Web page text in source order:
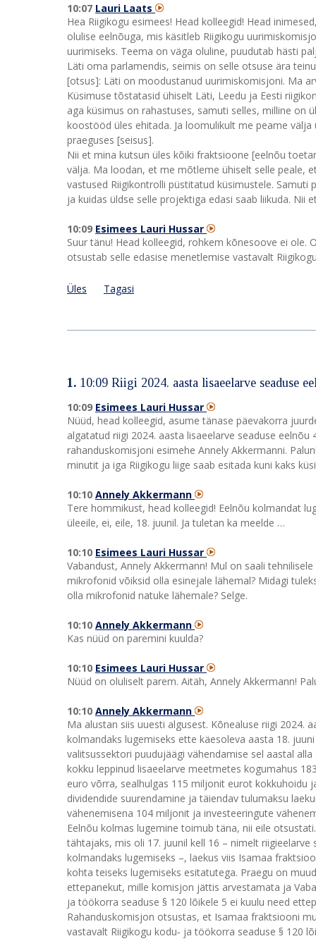
10:07 Lauri Laats
Hea Riigikogu esimees! Head kolleegid! Head
olulise eelnõuga, mis käsitleb Riigikogu
uurimiseks. Teema on väga oluline, puudutab hästi
Läti oma parlamendis, seimis on selle otsuse ära
[otsus]: Läti on moodustanud uurimiskomisjoni. Ma
Küsimuse tõstatasid ühiselt Läti, Leedu ja Eesti
aga küsimus on rahastuses, samuti selles, milline on
koostööd üles ehitada. Ja loomulikult me peame
praeguses [seisus].
Nii et mina kutsun üles kõiki fraktsioone [eelnõu
välja. Ma loodan, et me mõtleme ühiselt selle peale,
vastused Riigikontrolli püstitatud küsimustele.
ja kuidas üldse selle projektiga edasi saab liikuda.
10:09 Esimees Lauri Hussar
Suur tänu! Head kolleegid, rohkem kõnesoove ei
otsustab selle edasise menetlemise vastavalt
Üles Tagasi
1. 10:09 Riigi 2024. aasta lisaeelarve seaduse
10:09 Esimees Lauri Hussar
Nüüd, head kolleegid, asume tänase päevakorra
algatatud riigi 2024. aasta lisaeelarve seaduse
rahanduskomisjoni esimehe Annely Akkermanni.
minutit ja iga Riigikogu liige saab esitada kuni kaks
10:10 Annely Akkermann
Tere hommikust, head kolleegid! Eelnõu kolmandat
üleeile, ei, eile, 18. juunil. Ja tuletan ka meelde …
10:10 Esimees Lauri Hussar
Vabandust, Annely Akkermann! Mul on saali
mikrofonid võiksid olla esinejale lähemal? Midagi
olla mikrofonid natuke lähemale? Selge.
10:10 Annely Akkermann
Kas nüüd on paremini kuulda?
10:10 Esimees Lauri Hussar
Nüüd on oluliselt parem. Aitäh, Annely Akkermann!
10:10 Annely Akkermann
Ma alustan siis uuesti algusest. Kõnealuse riigi 2024.
kolmandaks lugemiseks ette käesoleva aasta 18.
valitsussektori puudujäägi vähendamise sel aastal
kokku leppinud lisaeelarve meetmetes kogumahus
euro võrra, sealhulgas 115 miljonit eurot kokkuhoidu
dividendide suurendamine ja täiendav tulumaksu
vähenemisena 104 miljonit ja investeeringute
Eelnõu kolmas lugemine toimub täna, nii eile
tähtajaks, mis oli 17. juunil kell 16 – nimelt
kolmandaks lugemiseks –, laekus viis Isamaa
kohta teiseks lugemiseks esitatutega. Praegu on
ettepanekut, mille komisjon jättis arvestamata ja
ja töökorra seaduse § 120 lõikele 5 ei kuulu need
Rahanduskomisjon otsustas, et Isamaa fraktsiooni
vastavalt Riigikogu kodu‑ ja töökorra seaduse § 120